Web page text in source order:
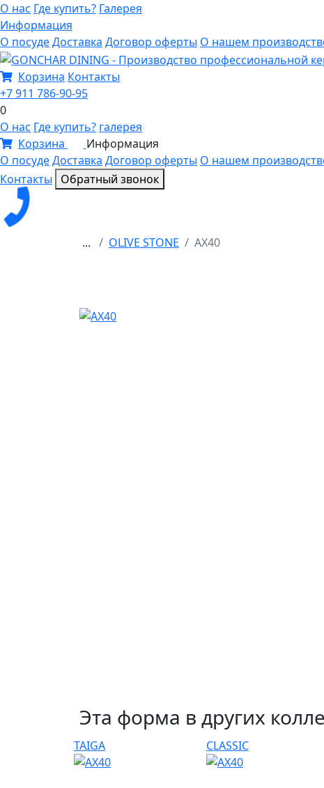
О нас Где купить? Галерея
Информация
О посудеДоставка Договор оферты О нашем
Корзина Контакты
+7 911 786-90-95
0
О нас Где купить? галерея
Корзина
Информация
О посудеДоставка Договор оферты О нашем
Контакты
Обратный звонок
... OLIVE STONE AX40
Эта форма в других
TAIGA CLASSIC